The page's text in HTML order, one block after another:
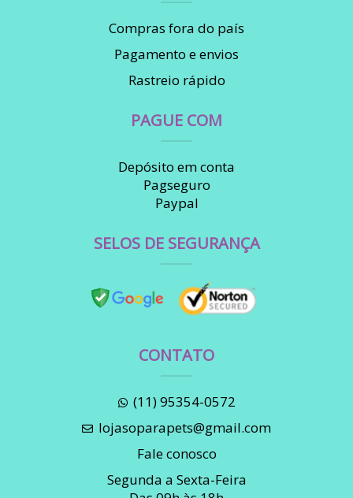
Compras fora do país
Pagamento e envios
Rastreio rápido
PAGUE COM
Depósito em conta
Pagseguro
Paypal
SELOS DE SEGURANÇA
CONTATO
(11) 95354-0572
lojasoparapets@gmail.com
Fale conosco
Segunda a Sexta-Feira